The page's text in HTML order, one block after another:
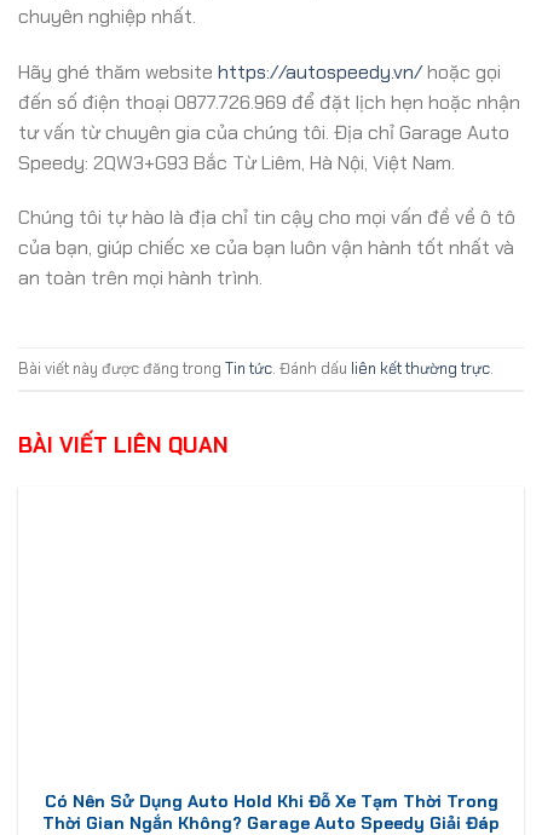
chuyên nghiệp nhất.
Hãy ghé thăm website https://autospeedy.vn/hoặc gọi
đến số điện thoại 0877.726.969 để đặt lịch hẹn hoặc nhận
tư vấn từ chuyên gia của chúng tôi. Địa chỉ Garage Auto
Speedy: 2QW3+G93 Bắc Từ Liêm, Hà Nội, Việt Nam.
Chúng tôi tự hào là địa chỉ tin cậy cho mọi vấn đề về ô tô
của bạn, giúp chiếc xe của bạn luôn vận hành tốt nhất và
an toàn trên mọi hành trình.
Bài viết này được đăng trong Tin tức. Đánh dấu liên kết thường trực.
BÀI VIẾT LIÊN QUAN
Có Nên Sử Dụng Auto Hold Khi Đỗ Xe Tạm Thời Trong
Thời Gian Ngắn Không? Garage Auto Speedy Giải Đáp